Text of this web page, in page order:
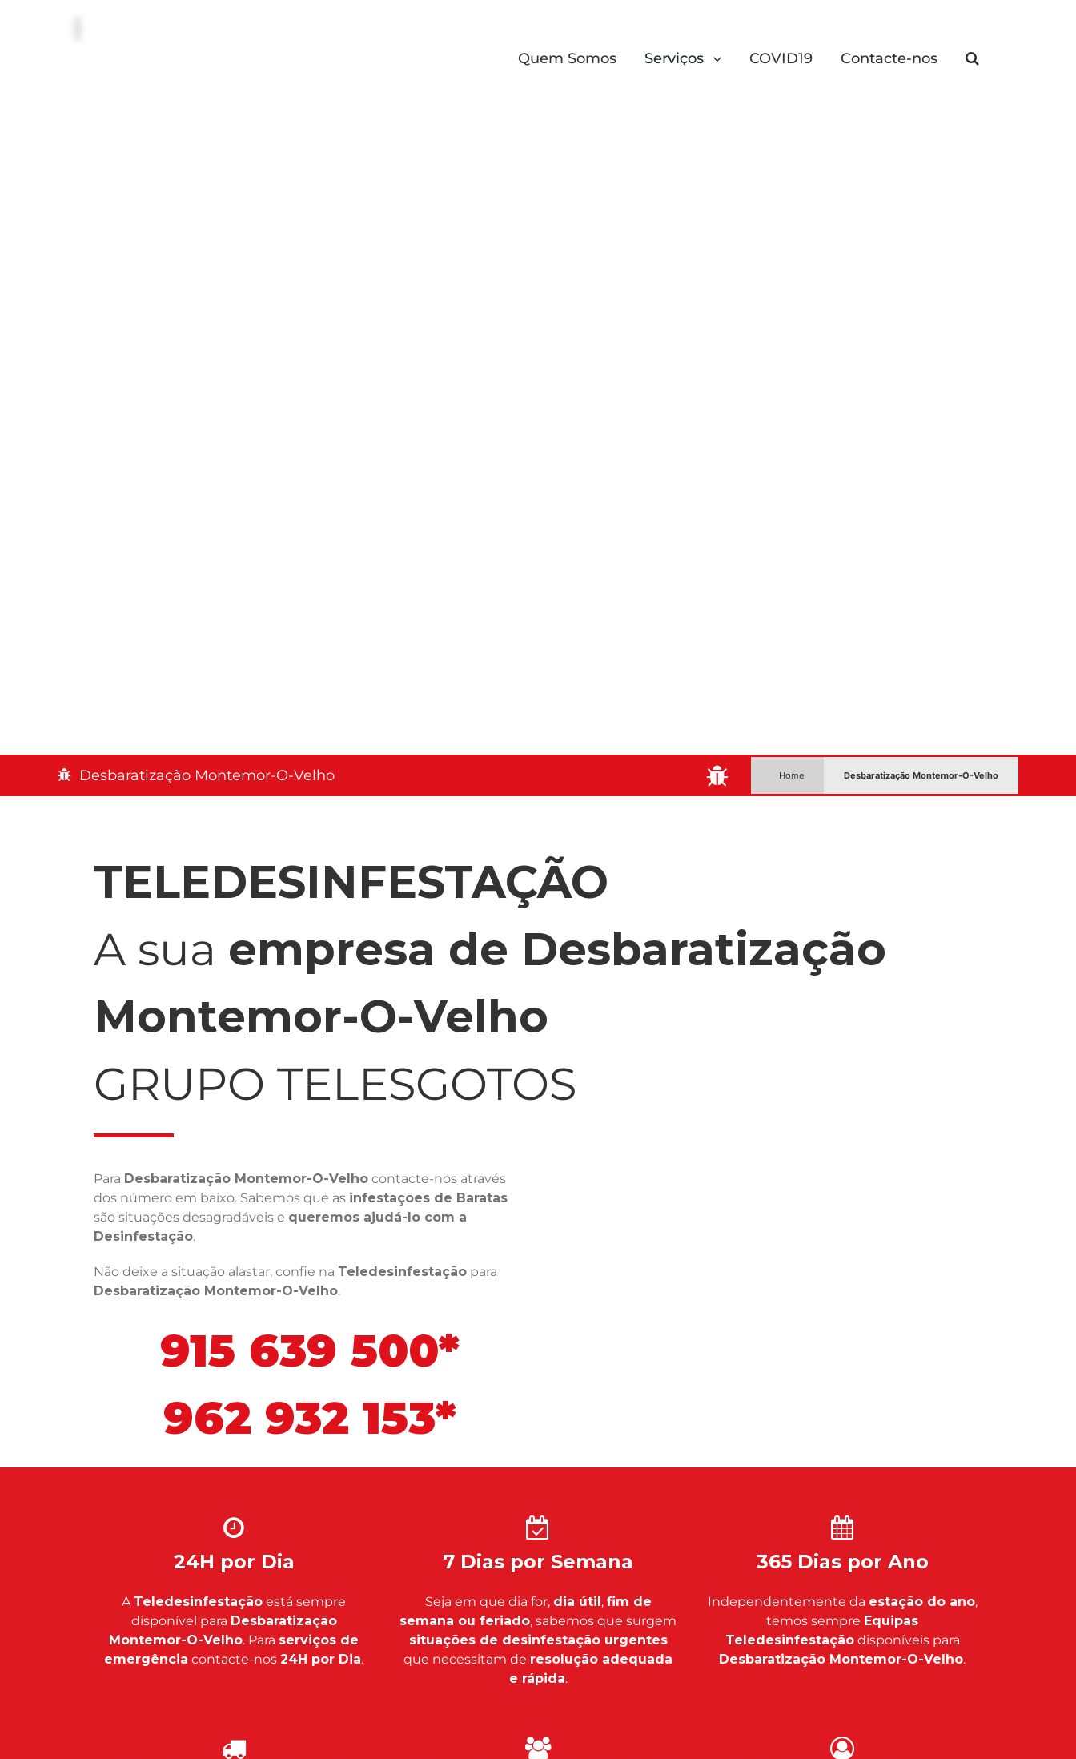
Quem Somos Serviços COVID19 Contacte-nos
Desbaratização Montemor-O-Velho : Home Desbaratização Montemor-O-Velho
TELEDESINFESTAÇÃO
A sua empresa de Desbaratização
Montemor-O-Velho
GRUPO TELESGOTOS
Para Desbaratização Montemor-O-Velho contacte-nos através
dos número em baixo. Sabemos que as infestações de Baratas
são situações desagradáveis e queremos ajudá-lo com a
Desinfestação.
Não deixe a situação alastar, confie na Teledesinfestação para
Desbaratização Montemor-O-Velho.
915 639 500*
962 932 153*
24H por Dia
A Teledesinfestação está sempre
disponível para Desbaratização
Montemor-O-Velho. Para serviços de
emergência contacte-nos 24H por Dia.
7 Dias por Semana
Seja em que dia for, dia útil, fim de
semana ou feriado, sabemos que surgem
situações de desinfestação urgentes
que necessitam de resolução adequada
e rápida.
365 Dias por Ano
Independentemente da estação do ano,
temos sempre Equipas
Teledesinfestaçãodisponíveis para
Desbaratização Montemor-O-Velho.